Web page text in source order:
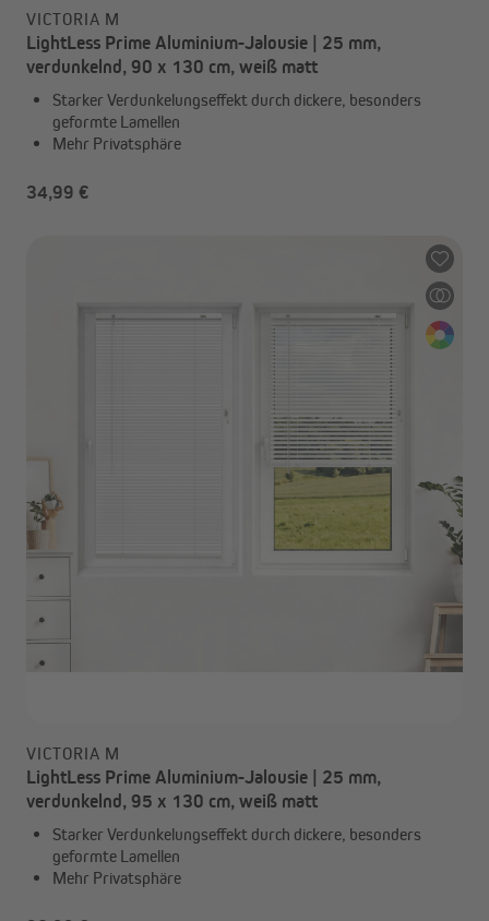
VICTORIA M
LightLess Prime Aluminium-Jalousie | 25 mm,
verdunkelnd, 90 x 130 cm, weiß matt
Starker Verdunkelungseffekt durch dickere, besonders
geformte Lamellen
Mehr Privatsphäre
34,99 €
VICTORIA M
LightLess Prime Aluminium-Jalousie | 25 mm,
verdunkelnd, 95 x 130 cm, weiß matt
Starker Verdunkelungseffekt durch dickere, besonders
geformte Lamellen
Mehr Privatsphäre